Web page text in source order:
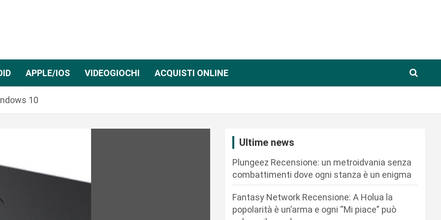
APPLE/IOS VIDEOGIOCHI ACQUISTI ONLINE
10
Ultime news
Plungeez Recensione: un metroidvania senza
combattimenti dove ogni stanza è un enigma
Fantasy Network Recensione: A Holua la
popolarità è un’arma e ogni “Mi piace” può